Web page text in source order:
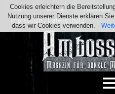
Team Kontakt Facebook
Impressum / Datenschutz
Cookies erleichtern die
Nutzung unserer Dienste erklären
dass wir Cookies verwenden.